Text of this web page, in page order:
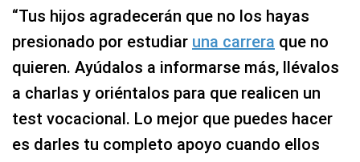
“Tus hijos agradecerán que no los hayas
presionado por estudiar una carrera que no
quieren. Ayúdalos a informarse más, llévalos
a charlas y oriéntalos para que realicen un
test vocacional. Lo mejor que puedes hacer
es darles tu completo apoyo cuando ellos